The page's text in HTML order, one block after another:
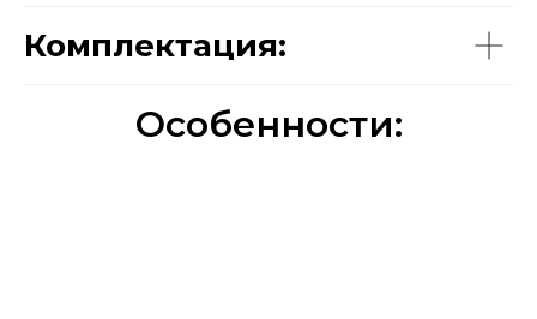
Комплектация:
Особенности: